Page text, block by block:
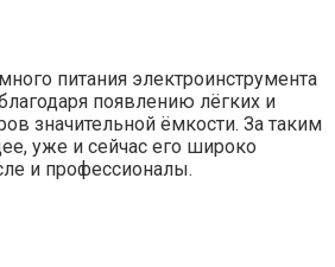
питания электроинструмента
появлению лёгких и
значительной ёмкости. За таким
уже и сейчас его широко
и профессионалы.